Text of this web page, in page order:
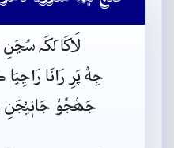
لَاکَا لَکَہ سُڃَنِ
جِهْ پَرِ رَانَا
جَھْجُوْ جَانٖيْجَنِ